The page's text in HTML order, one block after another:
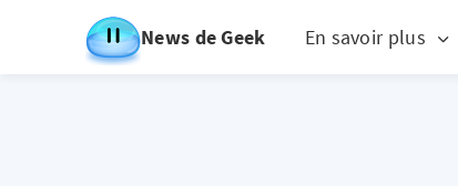
News de Geek En savoir plus